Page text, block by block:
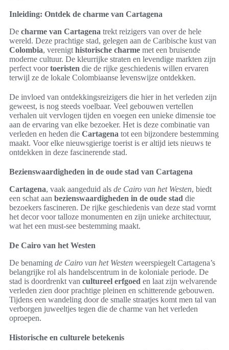
Inleiding: Ontdek de charme van Cartagena
De charme van Cartagena trekt reizigers van over de hele
wereld. Deze prachtige stad, gelegen aan de Caribische kust van
Colombia, verenigt historische charme met een bruisende
moderne cultuur. De kleurrijke straten en levendige markten zijn
perfect voortoeristen die de rijke geschiedenis willen ervaren
terwijl ze de lokale Colombiaanse levenswijze ontdekken.
De invloed van ontdekkingsreizigers die hier in het verleden zijn
geweest, is nog steeds voelbaar. Veel gebouwen vertellen
verhalen uit vervlogen tijden en voegen een unieke dimensie toe
aan de ervaring van elke bezoeker. Het is deze combinatie van
verleden en heden die Cartagena tot een bijzondere bestemming
maakt. Voor elke nieuwsgierige toerist is er altijd iets nieuws te
ontdekken in deze fascinerende stad.
Bezienswaardigheden in de oude stad van Cartagena
Cartagena, vaak aangeduid als de Cairo van het Westen, biedt
een schat aan bezienswaardigheden in de oude stad die
bezoekers fascineren. De rijke geschiedenis van deze stad vormt
het decor voor talloze monumenten en zijn unieke architectuur,
wat het een must-see bestemming maakt.
De Cairo van het Westen
De benaming de Cairo van het Westen weerspiegelt Cartagena’s
belangrijke rol als handelscentrum in de koloniale periode. De
stad is doordrenkt van cultureel erfgoed en laat zijn welvarende
verleden zien door prachtige pleinen en schitterende gebouwen.
Tijdens een wandeling door de smalle straatjes komt men tal van
verborgen juweeltjes tegen die de charme van het verleden
oproepen.
Historische en culturele betekenis